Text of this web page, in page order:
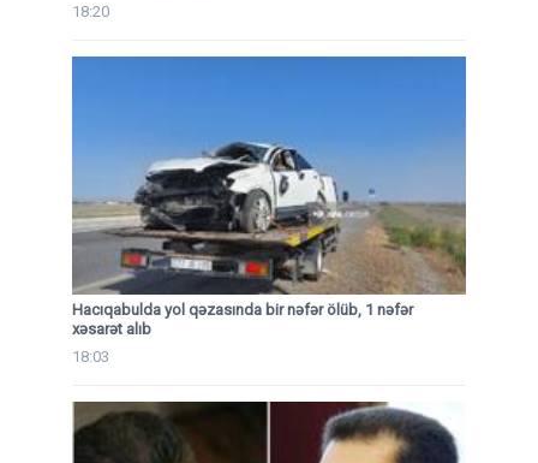
18:20
Hacıqabulda yol qəzasında bir nəfər ölüb, 1 nəfər
xəsarət alıb
18:03